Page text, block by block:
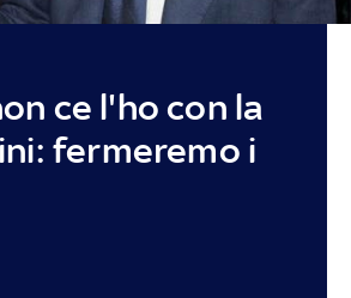
ce l'ho con la
fermeremo i